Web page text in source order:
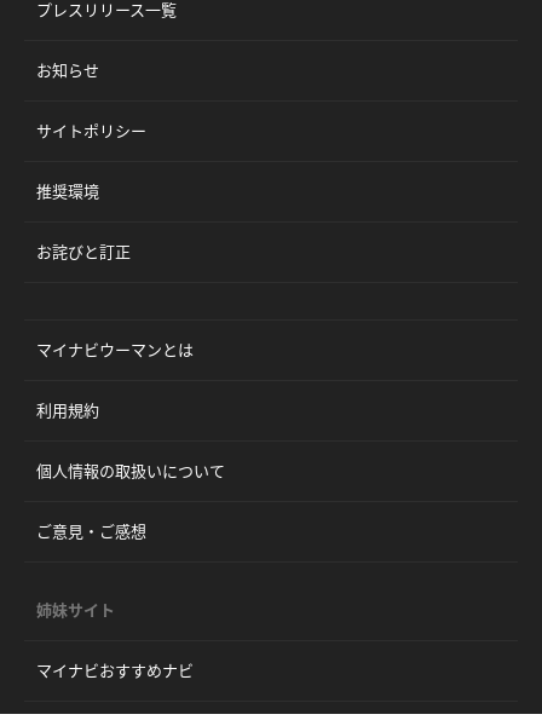
プレスリリース一覧
お知らせ
サイトポリシー
推奨環境
お詫びと訂正
マイナビウーマンとは
利用規約
個人情報の取扱いについて
ご意見・ご感想
姉妹サイト
マイナビおすすめナビ